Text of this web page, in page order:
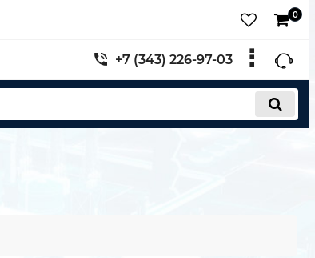
0
+7 (343) 226-97-03